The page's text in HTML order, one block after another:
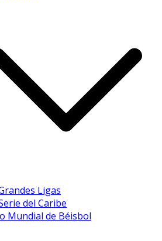
Ligas
del Caribe
Mundial de Béisbol